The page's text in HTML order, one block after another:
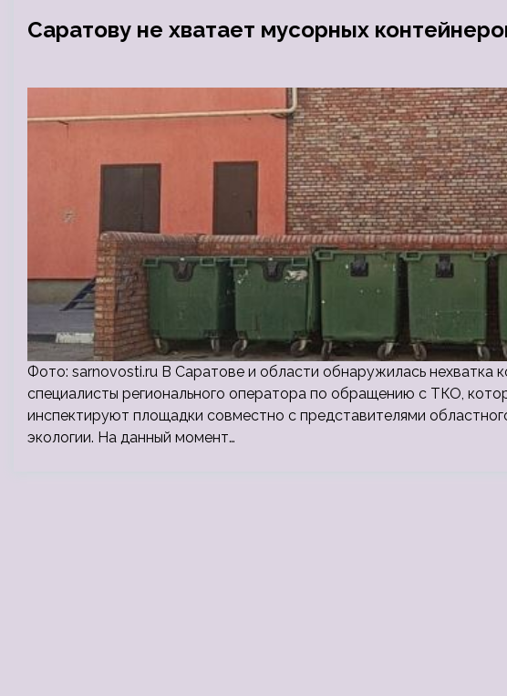
Саратову не хватает мусорных
Фото: sarnovosti.ru В Саратове и области обнаружилась
специалисты регионального оператора по обращению с ТКО,
инспектируют площадки совместно с представителями
экологии. На данный момент…